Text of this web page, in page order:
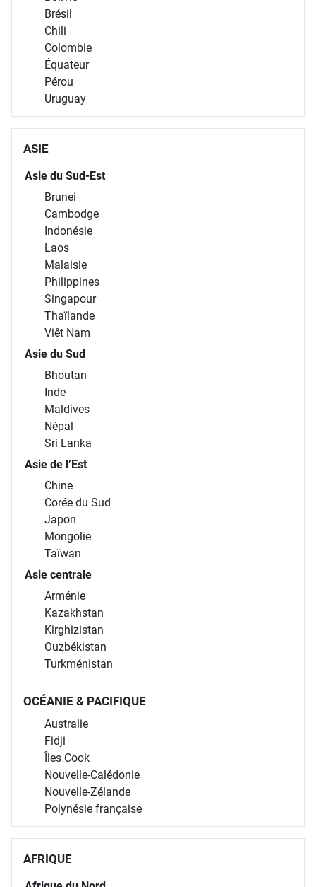
Brésil
Chili
Colombie
Équateur
Pérou
Uruguay
ASIE
Asie du Sud-Est
Brunei
Cambodge
Indonésie
Laos
Malaisie
Philippines
Singapour
Thaïlande
Viêt Nam
Asie du Sud
Bhoutan
Inde
Maldives
Népal
Sri Lanka
Asie de l’Est
Chine
Corée du Sud
Japon
Mongolie
Taïwan
Asie centrale
Arménie
Kazakhstan
Kirghizistan
Ouzbékistan
Turkménistan
OCÉANIE & PACIFIQUE
Australie
Fidji
Îles Cook
Nouvelle-Calédonie
Nouvelle-Zélande
Polynésie française
AFRIQUE